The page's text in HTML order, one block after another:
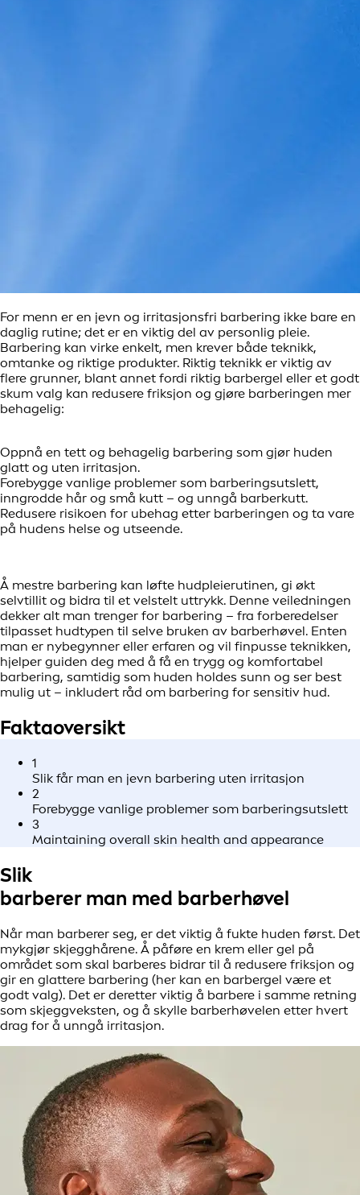
For menn er en jevn og irritasjonsfri barbering ikke bare en
daglig rutine; det er en viktig del av personlig pleie.
Barbering kan virke enkelt, men krever både teknikk,
omtanke og riktige produkter. Riktig teknikk er viktig av
flere grunner, blant annet fordi riktig barbergel eller et godt
skum valg kan redusere friksjon og gjøre barberingen mer
behagelig:
Oppnå en tett og behagelig barbering som gjør huden
glatt og uten irritasjon.
Forebygge vanlige problemer som barberingsutslett,
inngrodde hår og små kutt – og unngå barberkutt.
Redusere risikoen for ubehag etter barberingen og ta vare
på hudens helse og utseende.
Å mestre barbering kan løfte hudpleierutinen, gi økt
selvtillit og bidra til et velstelt uttrykk. Denne veiledningen
dekker alt man trenger for barbering – fra forberedelser
tilpasset hudtypen til selve bruken av barberhøvel. Enten
man er nybegynner eller erfaren og vil finpusse teknikken,
hjelper guiden deg med å få en trygg og komfortabel
barbering, samtidig som huden holdes sunn og ser best
mulig ut – inkludert råd om barbering for sensitiv hud.
Faktaoversikt
1
Slik får man en jevn barbering uten irritasjon
2
Forebygge vanlige problemer som barberingsutslett
3
Maintaining overall skin health and appearance
Slik
barberer man med barberhøvel
Når man barberer seg, er det viktig å fukte huden først. Det
mykgjør skjegghårene. Å påføre en krem eller gel på
området som skal barberes bidrar til å redusere friksjon og
gir en glattere barbering (her kan en barbergel være et
godt valg). Det er deretter viktig å barbere i samme retning
som skjeggveksten, og å skylle barberhøvelen etter hvert
drag for å unngå irritasjon.